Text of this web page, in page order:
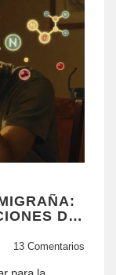
DE
13 Comentarios